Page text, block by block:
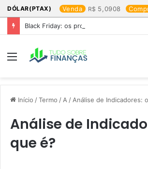
DÓLAR(PTAX) Venda 5,0908
Black Friday: os produtos que mais valem
Menu
Início /Termo / A / Análise de Indicadores:
Análise de
que é?